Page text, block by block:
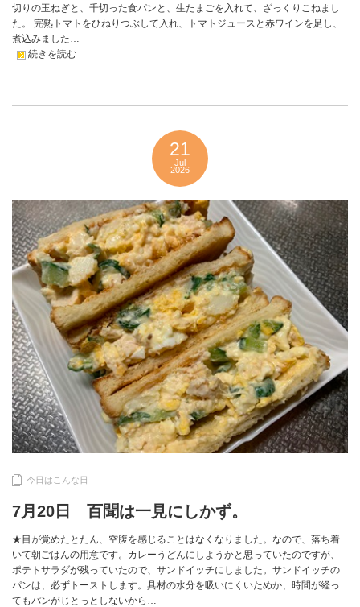
切りの玉ねぎと、千切った食パンと、生たまごを入れて、ざっくりこねまし
た。 完熟トマトをひねりつぶして入れ、トマトジュースと赤ワインを足し、
煮込みました…
続きを読む
21
Jul
2026
今日はこんな日
7月20日 百聞は一見にしかず。
★目が覚めたとたん、空腹を感じることはなくなりました。なので、落ち着
いて朝ごはんの用意です。カレーうどんにしようかと思っていたのですが、
ポテトサラダが残っていたので、サンドイッチにしました。サンドイッチの
パンは、必ずトーストします。具材の水分を吸いにくいためか、時間が経っ
てもパンがじとっとしないから…